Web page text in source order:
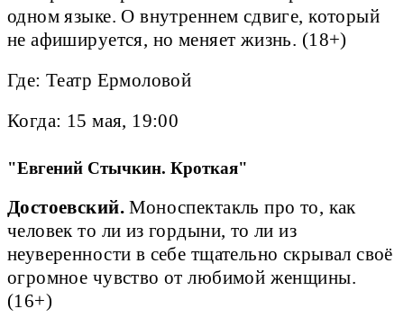
одном языке. О внутреннем сдвиге, который
не афишируется, но меняет жизнь. (18+)
Где: Театр Ермоловой
Когда: 15 мая, 19:00
"Евгений Стычкин. Кроткая"
Достоевский.Моноспектакль про то, как
человек то ли из гордыни, то ли из
неуверенности в себе тщательно скрывал своё
огромное чувство от любимой женщины.
(16+)